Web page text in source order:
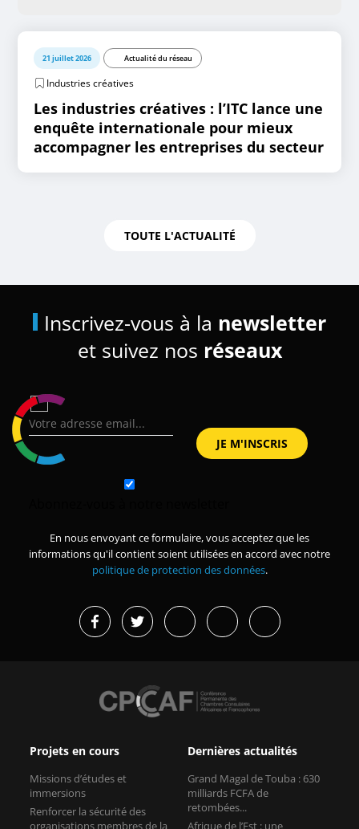
21 juillet 2026 Actualité du réseau
Industries créatives
Les industries créatives : l’ITC lance une
enquête internationale pour mieux
accompagner les entreprises du secteur
TOUTE L'ACTUALITÉ
Inscrivez-vous à la newsletter
et suivez nos réseaux
En nous envoyant ce formulaire, vous acceptez que les
informations qu'il contient soient utilisées en accord avec notre
politique de protection des données.
Projets en cours
Missions d’études et
immersions
Renforcer la sécurité des
organisations membres de la
Dernières actualités
Grand Magal de Touba : 630
milliards FCFA de
retombées...
Afrique de l’Est : une